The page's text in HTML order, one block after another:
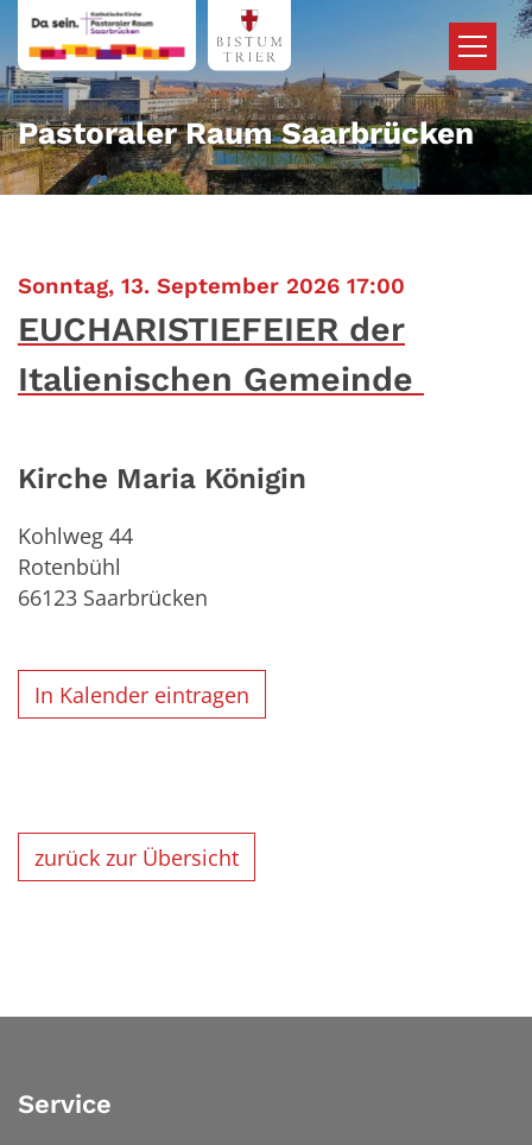
Zum Inhalt springen
Pastoraler Raum Saarbrücken
Sonntag, 13. September 2026 17:00
EUCHARISTIEFEIER der
Italienischen Gemeinde
Kirche Maria Königin
Kohlweg 44
Rotenbühl
66123 Saarbrücken
In Kalender eintragen
zurück zur Übersicht
Service